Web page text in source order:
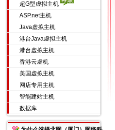
超G型虚拟主机
ASP.net主机
Java虚拟主机
港台Java虚拟主机
港台虚拟主机
香港云虚机
美国虚拟主机
网店专用主机
智能建站主机
数据库